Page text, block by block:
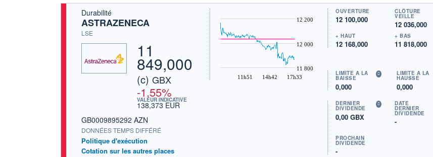
Durabilité
ASTRAZENECA
LSE
11
849,000
(c) GBX
-1,55%
VALEUR INDICATIVE
138,373 EUR
GB0009895292 AZN
DONNÉES TEMPS DIFFÉRÉ
Politique d'exécution
Cotation sur les autres places
11h51 14h42 17h33
11 800
12 000
12 200
OUVERTURE
12 100,000
CLÔTURE
VEILLE
12 036,000
+ HAUT
12 168,000
+ BAS
11 818,000
LIMITE À LA
BAISSE
0,000
LIMITE À LA
HAUSSE
0,000
DERNIER
DIVIDENDE
0,00 GBX
DATE
DERNIER
DIVIDENDE
-
PROCHAIN
DIVIDENDE
-